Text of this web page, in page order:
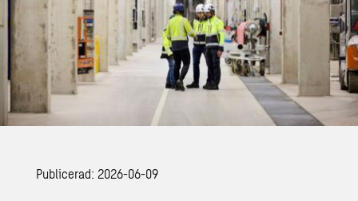
Publicerad: 2026-06-09